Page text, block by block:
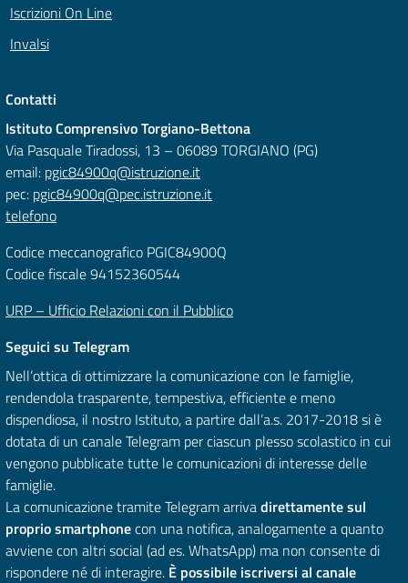
Iscrizioni On Line
Invalsi
Contatti
Istituto Comprensivo Torgiano-Bettona
Via Pasquale Tiradossi, 13 – 06089 TORGIANO (PG)
email: pgic84900q@istruzione.it
pec: pgic84900q@pec.istruzione.it
telefono
Codice meccanografico PGIC84900Q
Codice fiscale 94152360544
URP – Ufficio Relazioni con il Pubblico
Seguici su Telegram
Nell’ottica di ottimizzare la comunicazione con le famiglie,
rendendola trasparente, tempestiva, efficiente e meno
dispendiosa, il nostro Istituto, a partire dall’a.s. 2017-2018 si è
dotata di un canale Telegram per ciascun plesso scolastico in cui
vengono pubblicate tutte le comunicazioni di interesse delle
famiglie.
La comunicazione tramite Telegram arrivadirettamente sul
proprio smartphonecon una notifica, analogamente a quanto
avviene con altri social (ad es. WhatsApp) ma non consente di
rispondere né di interagire. È possibile iscriversi al canale